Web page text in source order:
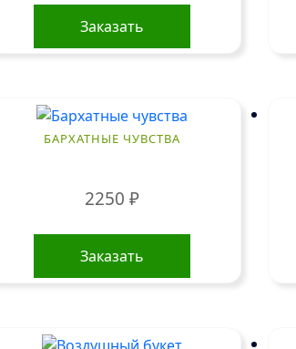
Заказать
БАРХАТНЫЕ ЧУВСТВА
2250 ₽
Заказать